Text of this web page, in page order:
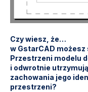
Czy wiesz, że…
w GstarCAD
Przestrzeni modelu
i odwrotnie
zachowania jego
przestrzeni?